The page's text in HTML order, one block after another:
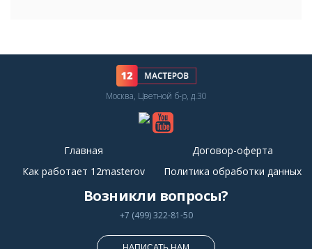
Москва, Цветной б-р, д.30
Главная
Договор-оферта
Как работает 12masterov
Политика обработки данных
Возникли вопросы?
+7 (499) 322-81-50